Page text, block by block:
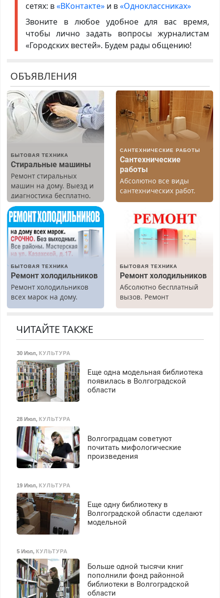
сетях: в«ВКонтакте»и в«Одноклассниках»
Звоните в любое удобное для вас время,
чтобы лично задать вопросы журналистам
«Городских вестей». Будем рады общению!
ОБЪЯВЛЕНИЯ
БЫТОВАЯ ТЕХНИКА
Стиральные машины
Ремонт стиральных
машин на дому. Выезд и
диагностика бесплатно.
Предусмотрены скидки.
САНТЕХНИЧЕСКИЕ РАБОТЫ
Сантехнические
работы
Абсолютно все виды
сантехнических работ.
Быстро. Качественно.
БЫТОВАЯ ТЕХНИКА
Ремонт холодильников
Ремонт холодильников
всех марок на дому.
БЫТОВАЯ ТЕХНИКА
Ремонт холодильников
Абсолютно бесплатный
вызов. Ремонт
холодильников всех
ЧИТАЙТЕ ТАКЖЕ
30 Июл, КУЛЬТУРА
Еще одна модельная библиотека
появилась в Волгоградской
области
28 Июл, КУЛЬТУРА
Волгоградцам советуют
почитать мифологические
произведения
19 Июл, КУЛЬТУРА
Еще одну библиотеку в
Волгоградской области сделают
модельной
5 Июл, КУЛЬТУРА
Больше одной тысячи книг
пополнили фонд районной
библиотеки в Волгоградской
области